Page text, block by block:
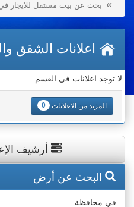
بحث عن بيت مستقل للايجار
اعلانات الشقق
لا توجد اعلانات في القسم
المزيد من الاعلانات 0
أرشيف
البحث عن أرض
في محافظة